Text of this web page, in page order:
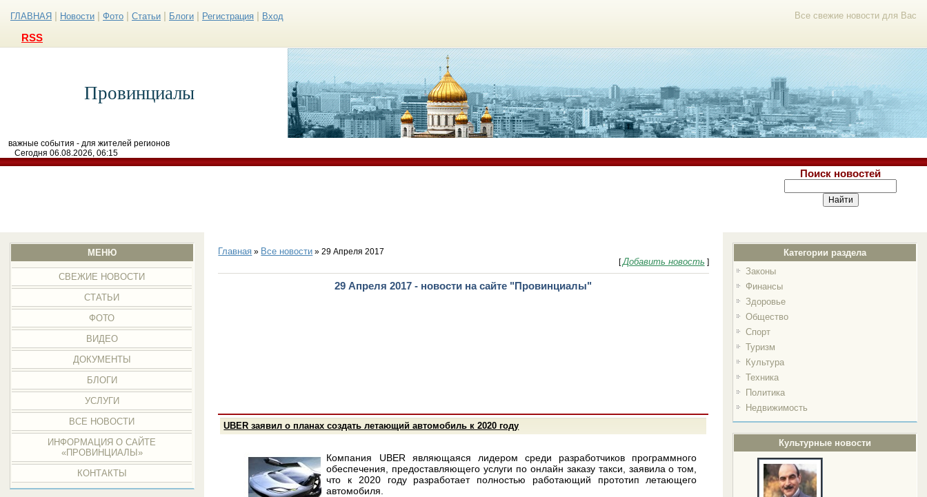
Все свежие новости для Вас
ГЛАВНАЯ Новости Фото Статьи Блоги Регистрация Вход
RSS
Провинциалы
важные события - для жителей регионов
Сегодня 06.08.2026, 06:15
Поиск новостей
МЕНЮ
СВЕЖИЕ НОВОСТИ
СТАТЬИ
ФОТО
ВИДЕО
ДОКУМЕНТЫ
БЛОГИ
УСЛУГИ
ВСЕ НОВОСТИ
ИНФОРМАЦИЯ О САЙТЕ
«ПРОВИНЦИАЛЫ»
КОНТАКТЫ
Категории раздела
Законы
Финансы
Здоровье
Общество
Спорт
Туризм
Культура
Техника
Политика
Недвижимость
Культурные новости
Главная » Все новости » 29 Апреля 2017
[Добавить новость ]
29 Апреля 2017 - новости на сайте "Провинциалы"
UBER заявил о планах создать летающий автомобиль к 2020 году
Компания UBER являющаяся лидером среди разработчиков программного
обеспечения, предоставляющего услуги по онлайн заказу такси, заявила о том,
что к 2020 году разработает полностью работающий прототип летающего
автомобиля.